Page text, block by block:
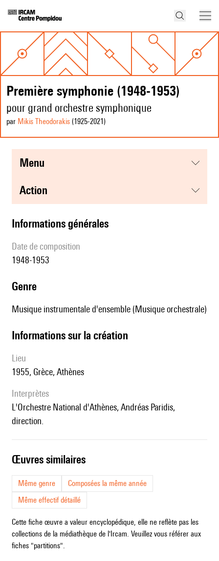
Première symphonie (1948-1953)
pour grand orchestre symphonique
par Mikis Theodorakis (1925-2021 )
menu
action
informations générales
date de composition
1948-1953
genre
Musique instrumentale d'ensemble (Musique orchestrale)
informations sur la création
lieu
1955, Grèce, Athènes
interprètes
l'Orchestre National d'Athènes, Andréas Paridis,
direction.
œuvres similaires
Même genre
Composées la même année
Même effectif détaillé
Cette fiche œuvre a valeur encyclopédique, elle ne reflète pas les
collections de la médiathèque de l'Ircam. Veuillez vous référer aux
fiches "partitions".